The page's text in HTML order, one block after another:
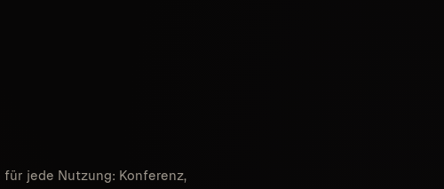
für jede Nutzung: Konferenz,